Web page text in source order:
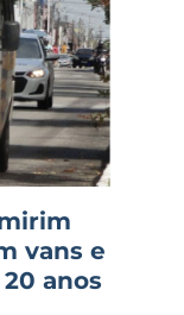
vans e
anos